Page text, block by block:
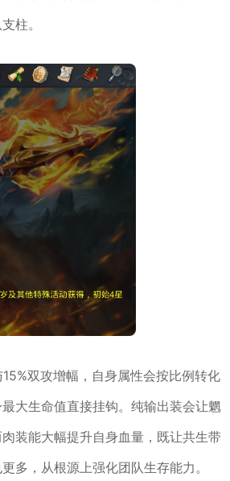
柱。
双攻增幅，自身属性会按比例转化
大生命值直接挂钩。纯输出装会让魍
装能大幅提升自身血量，既让共生带
多，从根源上强化团队生存能力。